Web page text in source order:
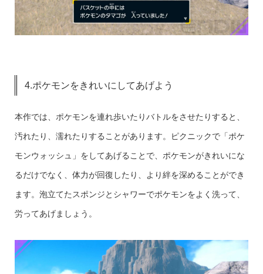
4.ポケモンをきれいにしてあげよう
本作では、ポケモンを連れ歩いたりバトルをさせたりすると、
汚れたり、濡れたりすることがあります。ピクニックで「ポケ
モンウォッシュ」をしてあげることで、ポケモンがきれいにな
るだけでなく、体力が回復したり、より絆を深めることができ
ます。泡立てたスポンジとシャワーでポケモンをよく洗って、
労ってあげましょう。